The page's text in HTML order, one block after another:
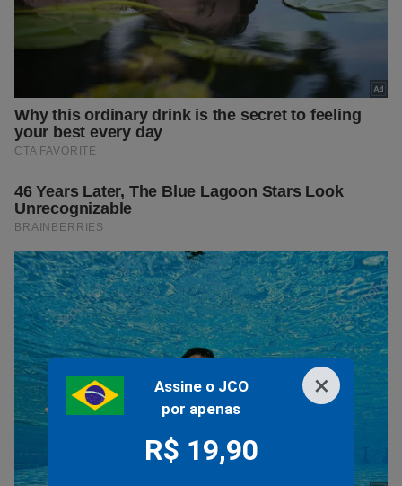
×
Assine o JCO
por apenas
R$ 19,90